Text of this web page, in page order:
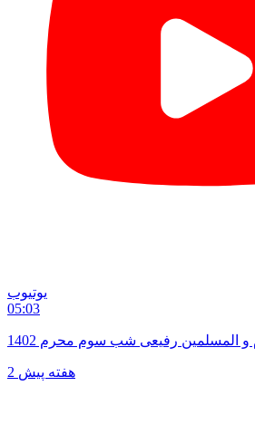
یوتیوب
05:03
المسلمین رفیعی شب سوم محرم 1402
2 هفته پیش